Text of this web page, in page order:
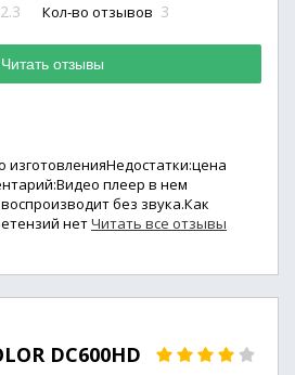
2.3 Кол-во отзывов 3
Читать отзывы
изготовленияНедостатки:цена
плеер в нем
без звука.Как
нетЧитать все отзывы
DC600HD